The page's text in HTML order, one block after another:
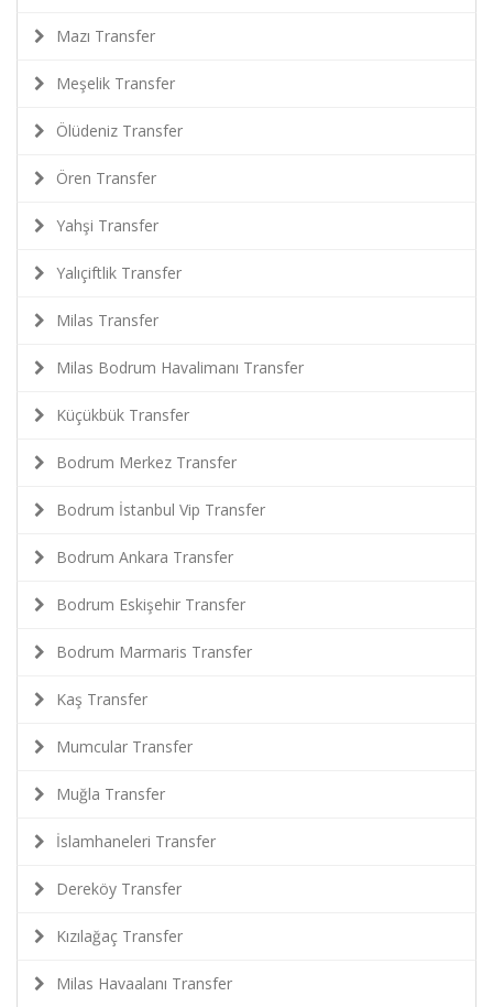
Mazı Transfer
Meşelik Transfer
Ölüdeniz Transfer
Ören Transfer
Yahşi Transfer
Yalıçiftlik Transfer
Milas Transfer
Milas Bodrum Havalimanı Transfer
Küçükbük Transfer
Bodrum Merkez Transfer
Bodrum İstanbul Vip Transfer
Bodrum Ankara Transfer
Bodrum Eskişehir Transfer
Bodrum Marmaris Transfer
Kaş Transfer
Mumcular Transfer
Muğla Transfer
İslamhaneleri Transfer
Dereköy Transfer
Kızılağaç Transfer
Milas Havaalanı Transfer